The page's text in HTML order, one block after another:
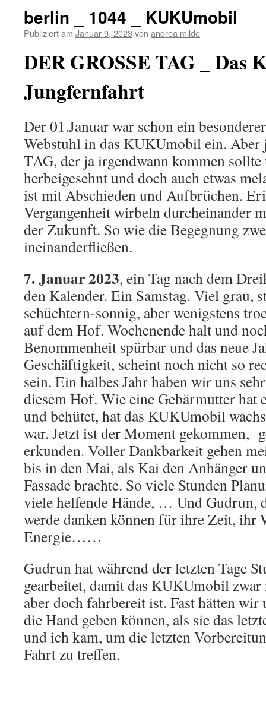
berlin _ 1044 _ KUKUmobil
Publiziert am Januar 9, 2023 von andrea milde
DER GROSSE TAG _ Das
Jungfernfahrt
Der 01.Januar war schon ein
Webstuhl in das KUKUmobil ein.
TAG, der ja irgendwann kommen
herbeigesehnt und doch auch etwas
ist mit Abschieden und Aufbrüchen.
Vergangenheit wirbeln durcheinander
der Zukunft. So wie die Begegnung
ineinanderfließen.
7. Januar 2023, ein Tag nach dem
den Kalender. Ein Samstag. Viel grau,
schüchtern-sonnig, aber wenigstens
auf dem Hof. Wochenende halt und
Benommenheit spürbar und das neue
Geschäftigkeit, scheint noch nicht so
sein. Ein halbes Jahr haben wir uns
diesem Hof. Wie eine Gebärmutter hat
und behütet, hat das KUKUmobil
war. Jetzt ist der Moment gekommen,
erkunden. Voller Dankbarkeit gehen
bis in den Mai, als Kai den Anhänger
Fassade brachte. So viele Stunden
viele helfende Hände, … Und Gudrun,
werde danken können für ihre Zeit, ihr
Energie……
Gudrun hat während der letzten Tage
gearbeitet, damit das KUKUmobil
aber doch fahrbereit ist. Fast hätten
die Hand geben können, als sie das
und ich kam, um die letzten
Fahrt zu treffen.